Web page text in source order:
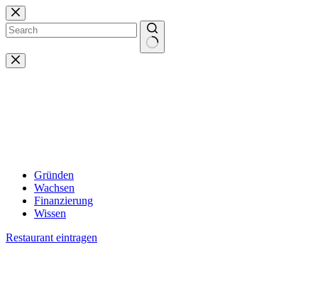
Zum
Inhalt
springen
Keine
Ergebnisse
Gründen
Wachsen
Finanzierung
Wissen
Restaurant eintragen